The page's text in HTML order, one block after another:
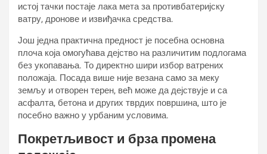
истој тачки постаје лака мета за противбатеријску
ватру, дронове и извиђачка средства.
Још једна практична предност је посебна основна
плоча која омогућава дејство на различитим подлогама
без укопавања. То директно шири избор ватрених
положаја. Посада више није везана само за меку
земљу и отворен терен, већ може да дејствује и са
асфалта, бетона и других тврдих површина, што је
посебно важно у урбаним условима.
Покретљивост и брза промена